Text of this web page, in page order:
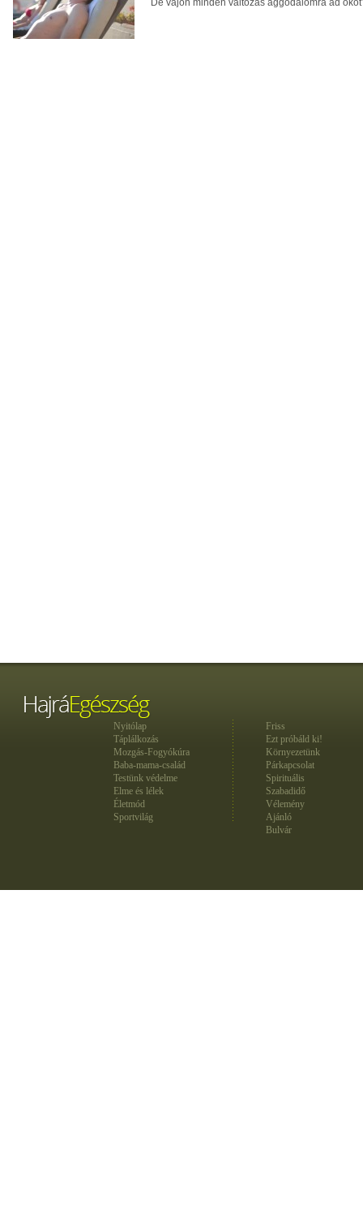
De vajon minden változás aggodalomra ad
Nyitólap
Táplálkozás
Mozgás-Fogyókúra
Baba-mama-család
Testünk védelme
Elme és lélek
Életmód
Sportvilág
Friss
Ezt próbáld ki!
Környezetünk
Párkapcsolat
Spirituális
Szabadidő
Vélemény
Ajánló
Bulvár